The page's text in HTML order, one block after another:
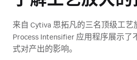
来自 Cytiva 思拓凡的三名顶级工艺
Process Intensifier 应用程序展示
式对产出的影响。